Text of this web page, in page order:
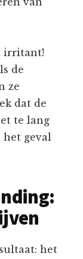
irritant!
de
ze
dat de
te lang
het geval
het